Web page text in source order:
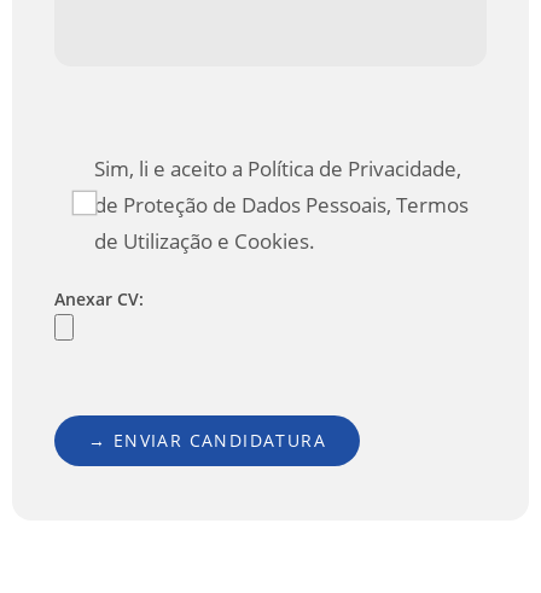
Sim, li e aceito a Política de Privacidade,
de Proteção de Dados Pessoais, Termos
de Utilização e Cookies.
Anexar CV: